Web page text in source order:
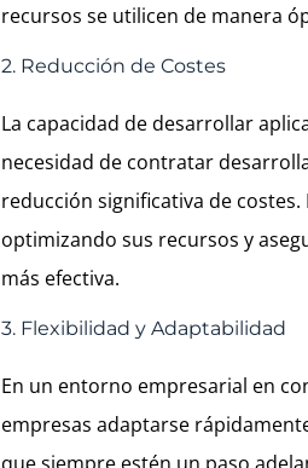
recursos se utilicen de manera
2. Reducción de Costes
La capacidad de desarrollar
necesidad de contratar
reducción significativa de
optimizando sus recursos y
más efectiva.
3. Flexibilidad y Adaptabilidad
En un entorno empresarial en
empresas adaptarse
que siempre estén un paso